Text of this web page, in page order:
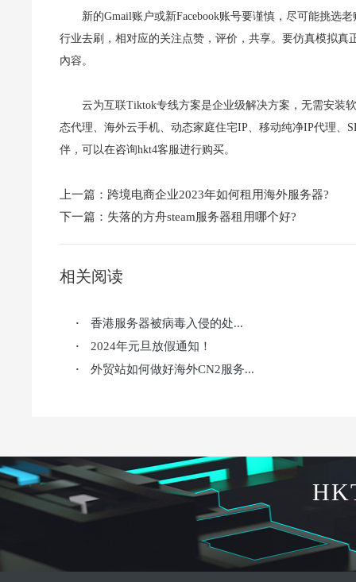
新的Gmail账户或新Facebook账号要谨慎，尽可能挑选
行业去刷，相对应的关注点赞，评价，共享。要仿真模拟
內容。
云为互联Tiktok专线方案是企业级解决方案，无需安装
态代理、海外云手机、动态家庭住宅IP、移动纯净IP代理、
伴，可以在咨询hkt4客服进行购买。
上一篇： 跨境电商企业2023年如何租用海外服务器?
下一篇： 失落的方舟steam服务器租用哪个好?
相关阅读
· 香港服务器被病毒入侵的处...
· 2024年元旦放假通知！
· 外贸站如何做好海外CN2服务...